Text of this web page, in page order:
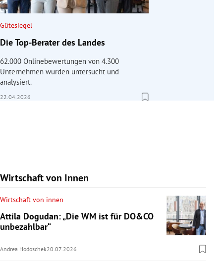
Gütesiegel
Die Top-Berater des Landes
62.000 Onlinebewertungen von 4.300
Unternehmen wurden untersucht und
analysiert.
22.04.2026
Wirtschaft von Innen
Wirtschaft von innen
Attila Dogudan: „Die WM ist für DO&CO
unbezahlbar“
Andrea Hodoschek20.07.2026